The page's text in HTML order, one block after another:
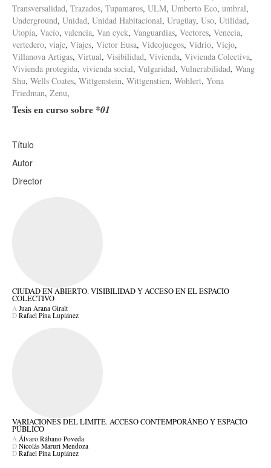
Transversalidad, Trazados, Tupamaros, ULM, Umberto Eco, umbral,
Underground, Unidad, Unidad Habitacional, Urugüay, Uso, Utilidad,
Utopía, Vacío, valencia, Van eyck, Vanguardias, Vectores, Venecia,
vertedero, viaje, Viajes, Víctor Eusa, Videojuegos, Vidrio, Viejo,
Villanova Artigas, Virtual, Visibilidad, Vivienda, Vivienda Colectiva,
Vivienda protegida, vivienda social, Vulgaridad, Vulnerabilidad, Wang
Shu, Wells Coates, Wittgenstein, Wittgenstien, Wohlert, Yona
Friedman, Zenu,
Tesis en curso sobre *01
Título
Autor
Director
CIUDAD EN ABIERTO. VISIBILIDAD Y ACCESO EN EL ESPACIO
COLECTIVO
A Juan Arana Giralt
D Rafael Pina Lupiánez
VARIACIONES DEL LÍMITE. ACCESO CONTEMPORÁNEO Y ESPACIO
PÚBLICO
A Álvaro Rábano Poveda
D Nicolás Maruri Mendoza
D Rafael Pina Lupiánez